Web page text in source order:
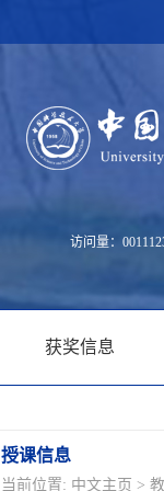
访问量：
获奖信息
授课信息
当前位置: 中文主页 >